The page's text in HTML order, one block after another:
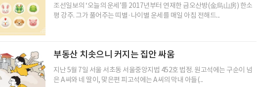
조선일보의 ‘오늘의 운세’를 2017년부터 연재한 금오산방(金烏山房) 한소
평 강주. 그가 풀어주는 띠별·나이별 운세를 매일 아침 전해드...
부동산 치솟으니 커지는 집안 싸움
지난 5월 7일 서울 서초동 서울중앙지법 452호 법정. 원고석에는 구순이 넘
은 A씨와 네 딸이, 맞은편 피고석에는 A씨의 막내 아들(...